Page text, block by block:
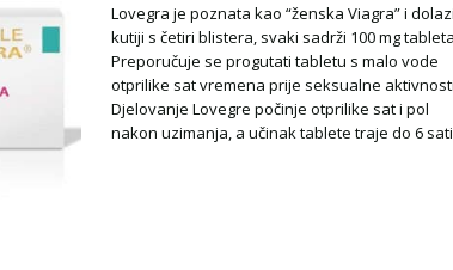
Lovegra je poznata kao “ženska Viagra” i
kutiji s četiri blistera, svaki sadrži 100 mg
Preporučuje se progutati tabletu s malo vode
otprilike sat vremena prije seksualne
Djelovanje Lovegre počinje otprilike sat i pol
nakon uzimanja, a učinak tablete traje do 6